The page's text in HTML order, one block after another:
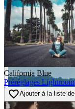
California Blue
Préréglages Lightroom
favorite_borderAjouter à la liste